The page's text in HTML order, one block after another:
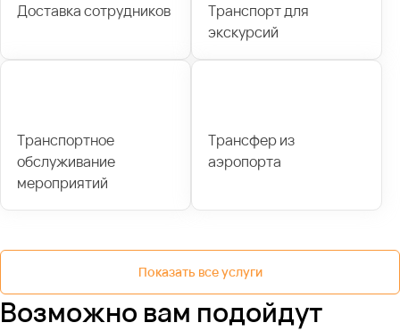
Доставка сотрудников
Транспорт для
экскурсий
Транспортное
обслуживание
мероприятий
Трансфер из
аэропорта
Показать все услуги
Возможно вам подойдут